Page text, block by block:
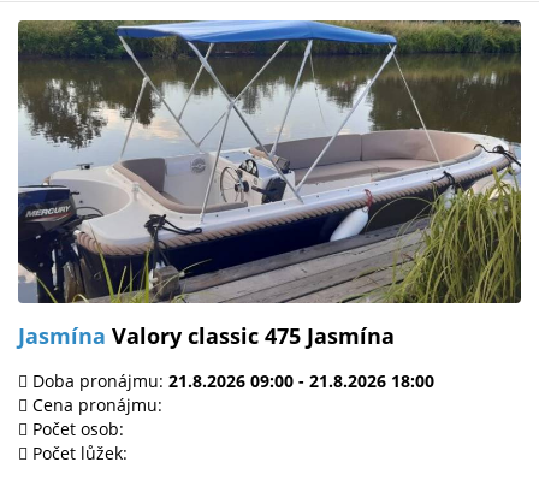
Jasmína Valory classic 475 Jasmína
Doba pronájmu: 21.8.2026 09:00 - 21.8.2026 18:00
Cena pronájmu:
Počet osob:
Počet lůžek: